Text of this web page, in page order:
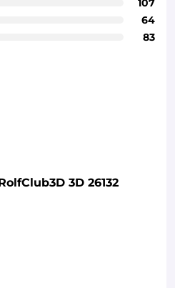
64
83
3D 26132